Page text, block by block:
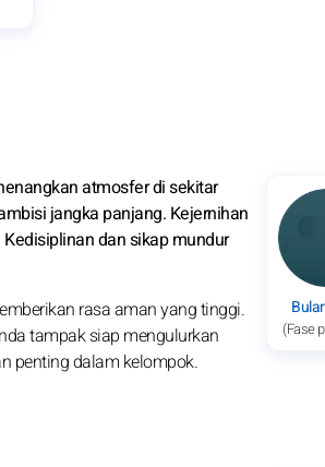
(Fase
atmosfer di sekitar
jangka panjang. Kejernihan
dan sikap mundur
rasa aman yang tinggi.
tampak siap mengulurkan
penting dalam kelompok.